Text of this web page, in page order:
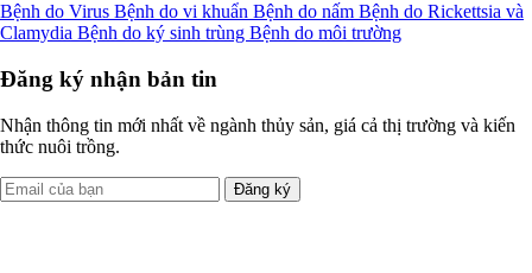
Bệnh do Virus Bệnh do vi khuẩn Bệnh do nấm Bệnh do Rickettsia và
Clamydia Bệnh do ký sinh trùng Bệnh do môi trường
Đăng ký nhận bản tin
Nhận thông tin mới nhất về ngành thủy sản, giá cả thị trường và kiến
thức nuôi trồng.
Đăng ký